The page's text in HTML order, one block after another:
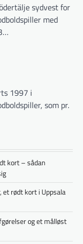
sydvest for
med
1997 i
som pr.
kort – sådan
et rødt kort i Uppsala
og et målløst